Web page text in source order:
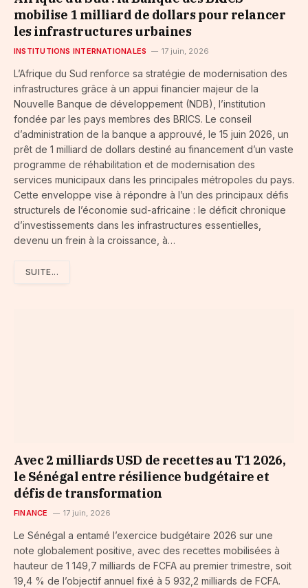
mobilise 1 milliard de dollars pour relancer
les infrastructures urbaines
INSTITUTIONS INTERNATIONALES 17 juin, 2026
L’Afrique du Sud renforce sa stratégie de modernisation des
infrastructures grâce à un appui financier majeur de la
Nouvelle Banque de développement (NDB), l’institution
fondée par les pays membres des BRICS. Le conseil
d’administration de la banque a approuvé, le 15 juin 2026, un
prêt de 1 milliard de dollars destiné au financement d’un vaste
programme de réhabilitation et de modernisation des
services municipaux dans les principales métropoles du pays.
Cette enveloppe vise à répondre à l’un des principaux défis
structurels de l’économie sud-africaine : le déficit chronique
d’investissements dans les infrastructures essentielles,
devenu un frein à la croissance, à…
SUITE...
Avec 2 milliards USD de recettes au T1 2026,
le Sénégal entre résilience budgétaire et
défis de transformation
FINANCE 17 juin, 2026
Le Sénégal a entamé l’exercice budgétaire 2026 sur une
note globalement positive, avec des recettes mobilisées à
hauteur de 1 149,7 milliards de FCFA au premier trimestre, soit
19,4 % de l’objectif annuel fixé à 5 932,2 milliards de FCFA.